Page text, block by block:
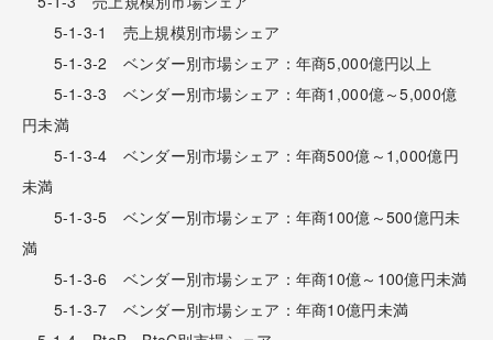
5-1-3-1 売上規模別市場シェア
5-1-3-2 ベンダー別市場シェア：年商5,000億円以上
5-1-3-3 ベンダー別市場シェア：年商1,000億～5,000億
円未満
5-1-3-4 ベンダー別市場シェア：年商500億～1,000億円
未満
5-1-3-5 ベンダー別市場シェア：年商100億～500億円未
満
5-1-3-6 ベンダー別市場シェア：年商10億～100億円未満
5-1-3-7 ベンダー別市場シェア：年商10億円未満